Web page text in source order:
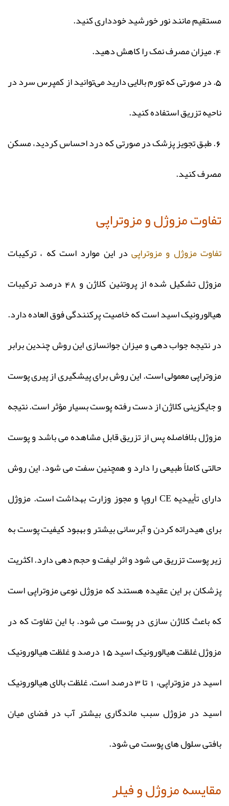
مستقیم مانند نور خورشید خودداری کنید.
4. میزان مصرف نمک را کاهش دهید.
5. در صورتی که تورم بالایی دارید می‌توانید از کمپرس سرد در
ناحیه تزریق استفاده کنید.
6. طبق تجویز پزشک در صورتی که درد احساس کردید، مسکن
مصرف کنید.
تفاوت مزوژل و مزوتراپی
تفاوت مزوژل و مزوتراپیدر این موارد است که ، ترکیبات
مزوژل تشکیل شده از پروتئین کلاژن و 48 درصد ترکیبات
هیالورونیک اسید است که خاصیت پرکنندگی فوق العاده دارد.
در نتیجه جواب دهی و میزان جوانسازی این روش چندین برابر
مزوتراپی معمولی است. این روش براى پیشگیرى از پیرى پوست
و جایگزینى کلاژن از دست رفته پوست بسیار مؤثر است. نتیجه
مزوژل بلافاصله پس از تزریق قابل مشاهده می باشد و پوست
حالتی کاملاً طبیعی را دارد و همچنین سفت می شود. این روش
دارای تأییدیه CE اروپا و مجوز وزارت بهداشت است. مزوژل
برای هیدراته کردن و آبرسانی بیشتر و بهبود کیفیت پوست به
زیر پوست تزریق می شود و اثر لیفت و حجم دهی دارد. اکثریت
پزشکان بر این عقیده هستند که مزوژل نوعی مزوتراپی است
که باعث کلاژن سازی در پوست می شود. با این تفاوت که در
مزوژل غلظت هیالورونیک اسید 15 درصد و غلظت هیالورونیک
اسید در مزوتراپی، 1 تا 3 درصد است. غلظت بالای هیالورونیک
اسید در مزوژل سبب ماندگاری بیشتر آب در فضای میان
بافتی سلول های پوست می شود.
مقایسه مزوژل و فیلر